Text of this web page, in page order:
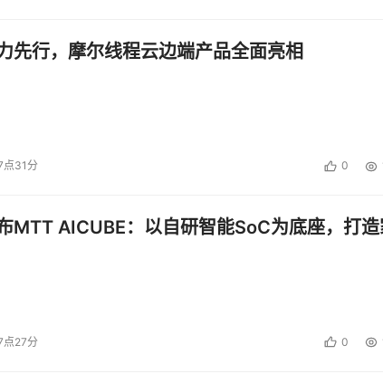
时间点快照技术使管理员能维护多个快照点，它们可以在
的时间点。TimeMark 技术可以为主动数据库和信息系统提
数据回滚的时间范围提供的一种图形化表述在多个时间
要进行数据回滚的时间点的选择，实现了更佳的数据一致
先行，摩尔线程云边端产品全面亮相
点31分 0
MTT AICUBE：以自研智能SoC为底座，打
点27分 0